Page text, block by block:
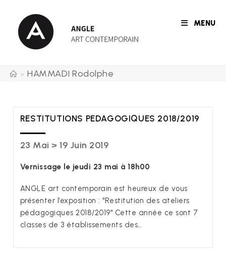
content
MENU
> HAMMADI Rodolphe
RESTITUTIONS PEDAGOGIQUES 2018/2019
23 Mai > 19 Juin 2019
Vernissage le jeudi 23 mai à 18h00
ANGLE art contemporain est heureux de vous
présenter l’exposition : "Restitution des ateliers
pédagogiques 2018/2019" Cette année ce sont 7
classes de 3 établissements des…